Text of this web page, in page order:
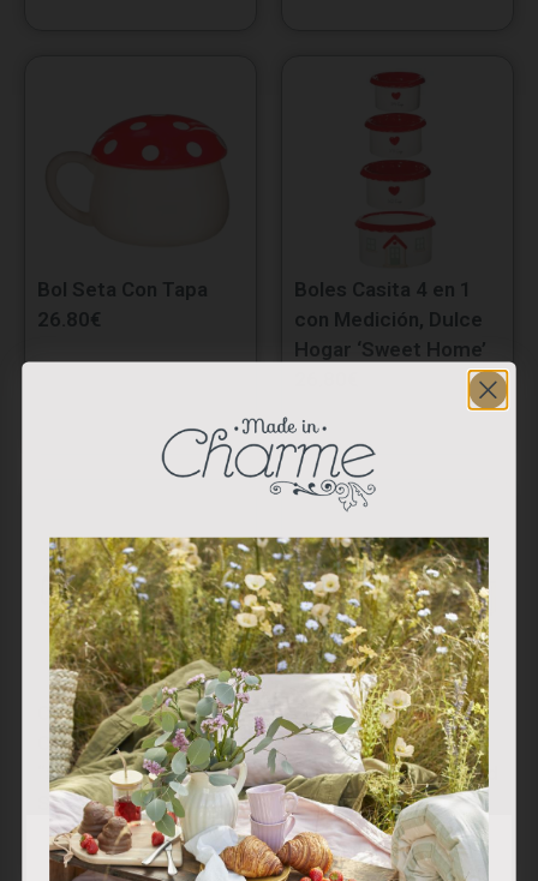
Bol Seta Con Tapa
26.80€
Boles Casita 4 en 1
con Medición, Dulce
Hogar ‘Sweet Home’
Caja Cristal/Metal
Cinc Cuadrada
“Solitaire “para
Servilletas
34.50€
Caja Cristal/Metal
Cuadrada “Solitaire
“para Servilletas Gold
34.50€
Utilizamos cookies propias y de terceros para analizar
nuestros servicios y mostrarle publicidad relacionada con